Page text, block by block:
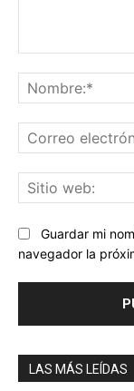
Guardar mi
navegador la
LAS MÁS LEÍDAS